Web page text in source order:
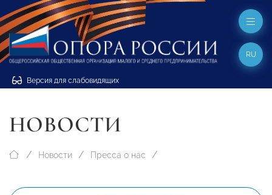
Версия для слабовидящих
RU
НОВОСТИ
Новости Пресса о нас